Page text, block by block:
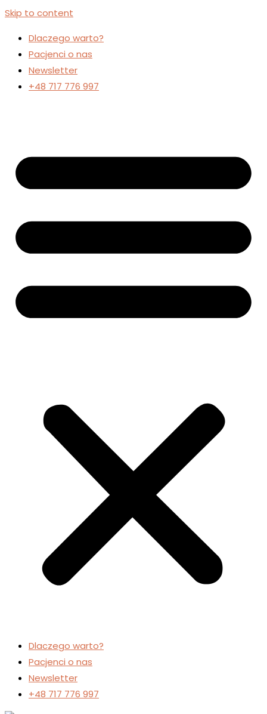
Skip to content
Dlaczego warto?
Pacjenci o nas
Newsletter
+48 717 776 997
Dlaczego warto?
Pacjenci o nas
Newsletter
+48 717 776 997